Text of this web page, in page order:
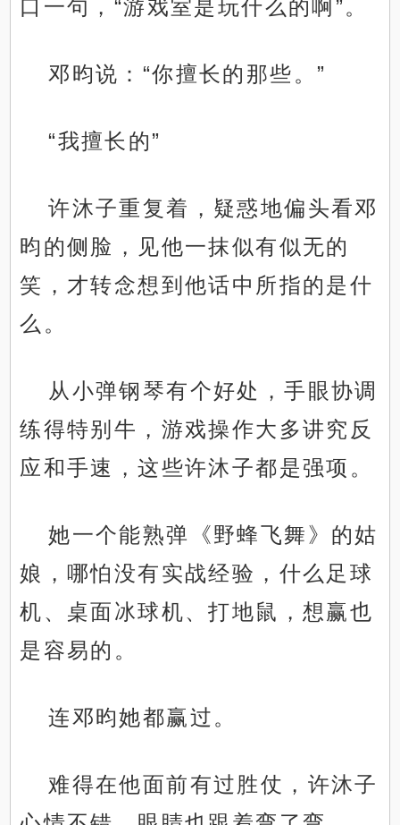
口一句，“游戏室是玩什么的啊”。
邓昀说：“你擅长的那些。”
“我擅长的”
许沐子重复着，疑惑地偏头看邓
昀的侧脸，见他一抹似有似无的
笑，才转念想到他话中所指的是什
么。
从小弹钢琴有个好处，手眼协调
练得特别牛，游戏操作大多讲究反
应和手速，这些许沐子都是强项。
她一个能熟弹《野蜂飞舞》的姑
娘，哪怕没有实战经验，什么足球
机、桌面冰球机、打地鼠，想赢也
是容易的。
连邓昀她都赢过。
难得在他面前有过胜仗，许沐子